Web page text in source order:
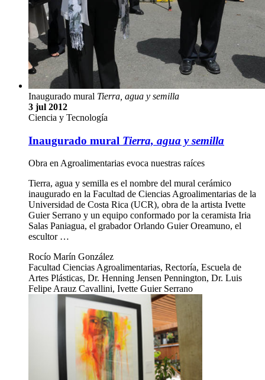
Inaugurado mural Tierra, agua y semilla
3 jul 2012
Ciencia y Tecnología
Inaugurado mural Tierra, agua y semilla
Obra en Agroalimentarias evoca nuestras raíces
Tierra, agua y semilla es el nombre del mural cerámico
inaugurado en la Facultad de Ciencias Agroalimentarias de la
Universidad de Costa Rica (UCR), obra de la artista Ivette
Guier Serrano y un equipo conformado por la ceramista Iria
Salas Paniagua, el grabador Orlando Guier Oreamuno, el
escultor …
Rocío Marín González
Facultad Ciencias Agroalimentarias, Rectoría, Escuela de
Artes Plásticas, Dr. Henning Jensen Pennington, Dr. Luis
Felipe Arauz Cavallini, Ivette Guier Serrano